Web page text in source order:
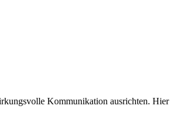
Kommunikation ausrichten. Hier